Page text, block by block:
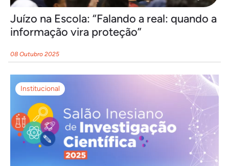
Juízo na Escola: “Falando a real: quando a
informação vira proteção”
08 Outubro 2025
Institucional